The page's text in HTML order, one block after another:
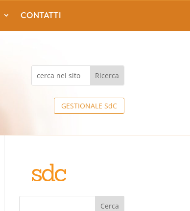
GESTIONALE SdC
CONTATTI
Cerca